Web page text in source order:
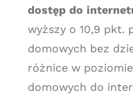
dostęp do
wyższy o 10,9 pkt.
domowych bez
różnice w
domowych do